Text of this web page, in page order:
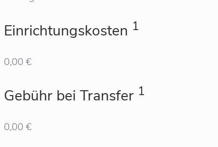
Einrichtungskosten 1
0,00 €
Gebühr bei Transfer 1
0,00 €